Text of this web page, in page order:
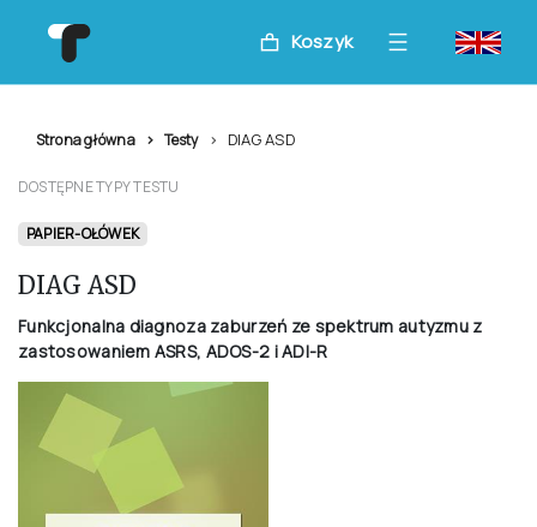
Koszyk
Strona główna Testy DIAG ASD
DOSTĘPNE TYPY TESTU
PAPIER-OŁÓWEK
DIAG ASD
Funkcjonalna diagnoza zaburzeń ze spektrum autyzmu z
zastosowaniem ASRS, ADOS-2 i ADI-R